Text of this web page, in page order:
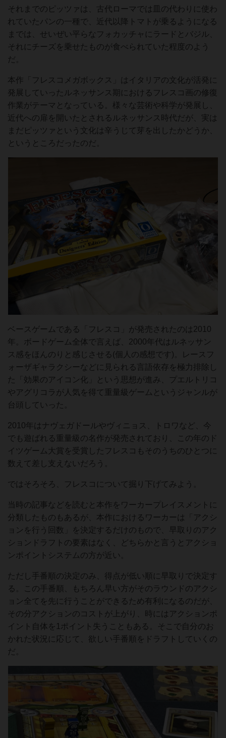
それまでのピッツァは、古代ローマでは皿の代わりに使わ
れていたパンの一種で、近代以降トマトが乗るようになる
までは、せいぜい平らなフォカッチャにラードとバジル、
それにチーズを乗せたものが食べられていた程度のよう
だ。
本作「フレスコメガボックス」はイタリアの文化が活発に
発展していったルネッサンス期におけるフレスコ画の修復
作業がテーマとなっている。様々な芸術や科学が発展し、
近代への扉を開いたとされるルネッサンス時代だが、実は
まだピッツァという文化は辛うじて芽を出したかどうか、
というところだったのだ。
ベースゲームである「フレスコ」が発売されたのは2010
年。ボードゲーム全体で言えば、2000年代はルネッサン
ス感をほんのりと感じさせる(個人の感想です)。レースフ
ォーザギャラクシーなどに見られる言語依存を極力排除し
た「効果のアイコン化」という思想が進み、プエルトリコ
やアグリコラが人気を得て重量級ゲームというジャンルが
台頭していった。
2010年はナヴェガドールやヴィニョス、トロワなど、今
でも遊ばれる重量級の名作が発売されており、この年のド
イツゲーム大賞を受賞したフレスコもそのうちのひとつに
数えて差し支えないだろう。
ではそろそろ、フレスコについて掘り下げてみよう。
当時の記事などを読むと本作をワーカープレイスメントに
分類したものもあるが、本作におけるワーカーは「アクシ
ョンを行う回数」を決定するだけのもので、早取りのアク
ションドラフトの要素はなく、どちらかと言うとアクショ
ンポイントシステムの方が近い。
ただし手番順の決定のみ、得点が低い順に早取りで決定す
る。この手番順、もちろん早い方がそのラウンドのアクシ
ョン全てを先に行うことができるため有利になるのだが、
その分アクションのコストが上がり、時にはアクションポ
イント自体を1ポイント失うこともある。そこで自分のお
かれた状況に応じて、欲しい手番順をドラフトしていくの
だ。